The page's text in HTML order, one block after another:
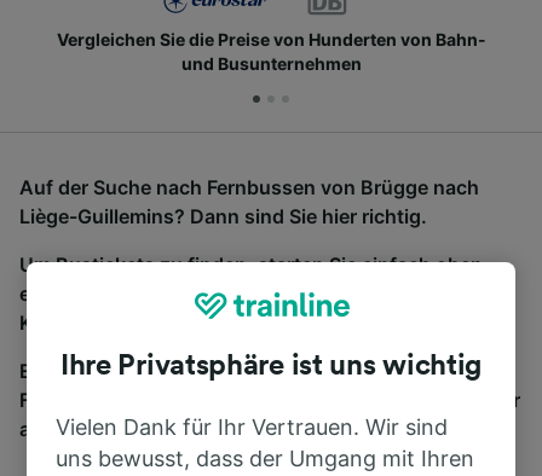
Vergleichen Sie die Preise von Hunderten von Bahn-
und Busunternehmen
Auf der Suche nach Fernbussen von Brügge nach
Liège-Guillemins? Dann sind Sie hier richtig.
Um Bustickets zu finden, starten Sie einfach oben
eine Suche und wir vergleichen Fahrtzeiten und
Kosten für Bahn- und Busreisen miteinander.
Egal, wohin die Reise geht – starten Sie mit uns.
Finden Sie hier Fahrkarten für Verbindungen von mehr
als 170 Bahn- und Busunternehmen.
Ihre Privatsphäre ist uns wichtig
Vielen Dank für Ihr Vertrauen. Wir sind
uns bewusst, dass der Umgang mit Ihren